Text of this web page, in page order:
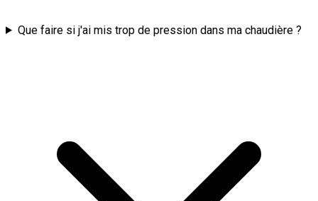
Que faire si j'ai mis trop de pression dans ma chaudière ?